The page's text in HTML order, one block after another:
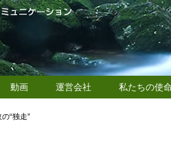
動画 運営会社 私たちの使命
“独走”